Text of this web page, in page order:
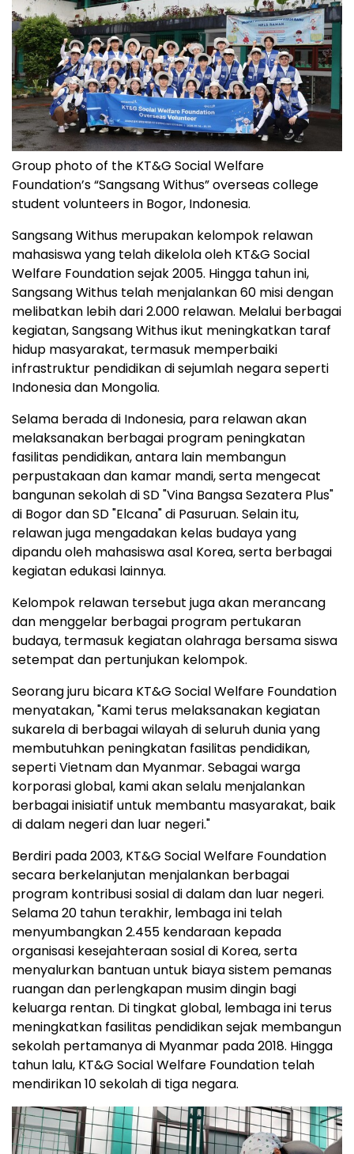
Group photo of the KT&G Social Welfare
Foundation’s “Sangsang Withus” overseas college
student volunteers in Bogor, Indonesia.
Sangsang Withus merupakan kelompok relawan
mahasiswa yang telah dikelola oleh KT&G Social
Welfare Foundation sejak 2005. Hingga tahun ini,
Sangsang Withus telah menjalankan 60 misi dengan
melibatkan lebih dari 2.000 relawan. Melalui berbagai
kegiatan, Sangsang Withus ikut meningkatkan taraf
hidup masyarakat, termasuk memperbaiki
infrastruktur pendidikan di sejumlah negara seperti
Indonesia dan Mongolia.
Selama berada di Indonesia, para relawan akan
melaksanakan berbagai program peningkatan
fasilitas pendidikan, antara lain membangun
perpustakaan dan kamar mandi, serta mengecat
bangunan sekolah di SD "Vina Bangsa Sezatera Plus"
di Bogor dan SD "Elcana" di Pasuruan. Selain itu,
relawan juga mengadakan kelas budaya yang
dipandu oleh mahasiswa asal Korea, serta berbagai
kegiatan edukasi lainnya.
Kelompok relawan tersebut juga akan merancang
dan menggelar berbagai program pertukaran
budaya, termasuk kegiatan olahraga bersama siswa
setempat dan pertunjukan kelompok.
Seorang juru bicara KT&G Social Welfare Foundation
menyatakan, "Kami terus melaksanakan kegiatan
sukarela di berbagai wilayah di seluruh dunia yang
membutuhkan peningkatan fasilitas pendidikan,
seperti Vietnam dan Myanmar. Sebagai warga
korporasi global, kami akan selalu menjalankan
berbagai inisiatif untuk membantu masyarakat, baik
di dalam negeri dan luar negeri."
Berdiri pada 2003, KT&G Social Welfare Foundation
secara berkelanjutan menjalankan berbagai
program kontribusi sosial di dalam dan luar negeri.
Selama 20 tahun terakhir, lembaga ini telah
menyumbangkan 2.455 kendaraan kepada
organisasi kesejahteraan sosial di Korea, serta
menyalurkan bantuan untuk biaya sistem pemanas
ruangan dan perlengkapan musim dingin bagi
keluarga rentan. Di tingkat global, lembaga ini terus
meningkatkan fasilitas pendidikan sejak membangun
sekolah pertamanya di Myanmar pada 2018. Hingga
tahun lalu, KT&G Social Welfare Foundation telah
mendirikan 10 sekolah di tiga negara.